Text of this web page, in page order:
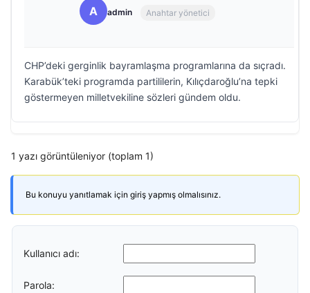
A admin Anahtar yönetici
CHP’deki gerginlik bayramlaşma programlarına da sıçradı.
Karabük’teki programda partililerin, Kılıçdaroğlu’na tepki
göstermeyen milletvekiline sözleri gündem oldu.
1 yazı görüntüleniyor (toplam 1)
Bu konuyu yanıtlamak için giriş yapmış olmalısınız.
Kullanıcı adı:
Parola: